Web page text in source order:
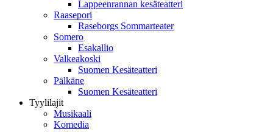
Lappeenrannan kesäteatteri
Raasepori
Raseborgs Sommarteater
Somero
Esakallio
Valkeakoski
Suomen Kesäteatteri
Pälkäne
Suomen Kesäteatteri
Tyylilajit
Musikaali
Komedia